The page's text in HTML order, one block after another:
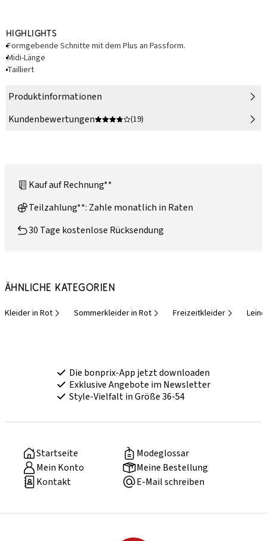
Highlights
Formgebende Schnitte mit dem Plus an Passform.
Midi-Länge
Tailliert
Produktinformationen
Kundenbewertungen
(19)
Kauf auf Rechnung**
Teilzahlung**: Zahle monatlich in Raten
30 Tage kostenlose Rücksendung
Ähnliche Kategorien
Kleider in Rot Sommerkleider in Rot Freizeitkleider
Die bonprix-App jetzt downloaden
Exklusive Angebote im Newsletter
Style-Vielfalt in Größe 36-54
Startseite
Modeglossar
Mein Konto
Meine Bestellung
Kontakt
E-Mail schreiben